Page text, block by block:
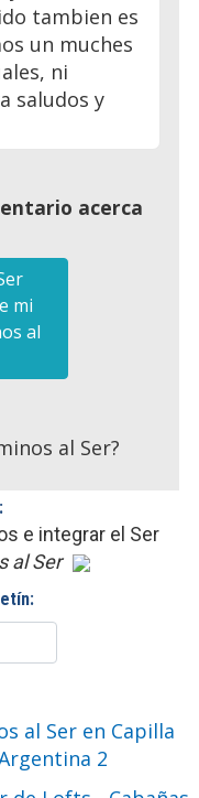
tambien es
un muches
ni
saludos y
acerca
mi
al
al Ser?
e integrar el Ser
al Ser